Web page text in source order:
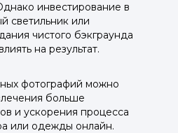
инвестирование в
светильник или
чистого бэкграунда
на результат.
фотографий можно
больше
и ускорения процесса
или одежды онлайн.